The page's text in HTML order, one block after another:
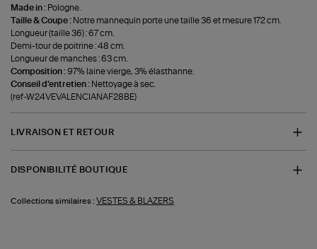
Made in : Pologne.
Taille & Coupe : Notre mannequin porte une taille 36 et mesure 172 cm.
Longueur (taille 36) : 67 cm.
Demi-tour de poitrine : 48 cm.
Longueur de manches : 63 cm.
Composition : 97% laine vierge, 3% élasthanne.
Conseil d'entretien : Nettoyage à sec.
(ref-W24VEVALENCIANAF28BE)
LIVRAISON ET RETOUR
DISPONIBILITÉ BOUTIQUE
Collections similaires : VESTES & BLAZERS